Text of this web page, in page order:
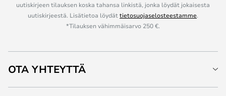
uutiskirjeen tilauksen koska tahansa linkistä, jonka löydät jokaisesta
uutiskirjeestä. Lisätietoa löydättietosuojaselosteestamme.
*Tilauksen vähimmäisarvo 250 €.
OTA YHTEYTTÄ